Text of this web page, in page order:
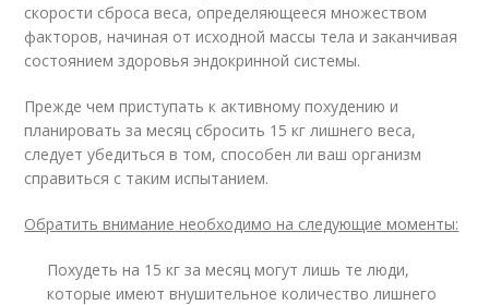
скорости сброса веса, определяющееся множеством
факторов, начиная от исходной массы тела и заканчивая
состоянием здоровья эндокринной системы.
Прежде чем приступать к активному похудению и
планировать за месяц сбросить 15 кг лишнего веса,
следует убедиться в том, способен ли ваш организм
справиться с таким испытанием.
Обратить внимание необходимо на следующие моменты:
Похудеть на 15 кг за месяц могут лишь те люди,
которые имеют внушительное количество лишнего